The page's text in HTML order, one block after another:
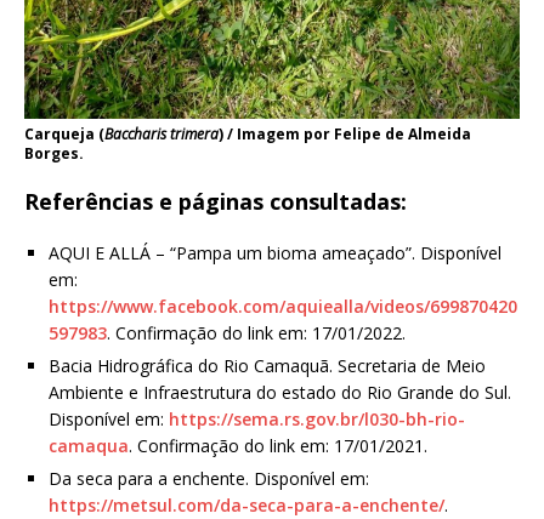
Carqueja (Baccharis trimera) / Imagem por Felipe de Almeida
Borges.
Referências e páginas consultadas:
AQUI E ALLÁ – “Pampa um bioma ameaçado”. Disponível
em:
https://www.facebook.com/aquiealla/videos/699870420
597983. Confirmação do link em: 17/01/2022.
Bacia Hidrográfica do Rio Camaquã. Secretaria de Meio
Ambiente e Infraestrutura do estado do Rio Grande do Sul.
Disponível em: https://sema.rs.gov.br/l030-bh-rio-
camaqua. Confirmação do link em: 17/01/2021.
Da seca para a enchente. Disponível em:
https://metsul.com/da-seca-para-a-enchente/.